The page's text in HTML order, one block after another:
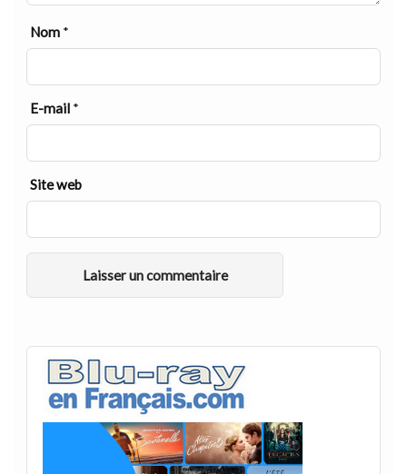
Nom *
E-mail *
Site web